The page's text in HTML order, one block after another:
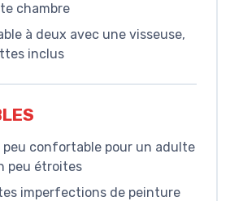
chambre
à deux avec une visseuse,
inclus
peu confortable pour un adulte
peu étroites
imperfections de peinture